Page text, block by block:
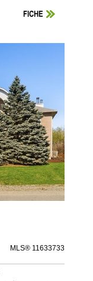
FICHE
MLS® 11633733